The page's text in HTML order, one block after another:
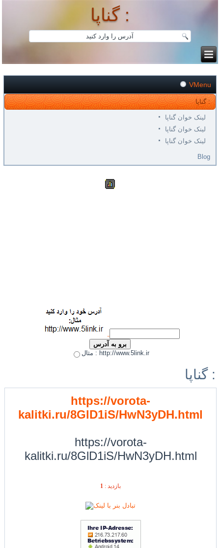
گناپا :
VMenu
گناپا :
لینک خوان گناپا
لینک خوان گناپا
لینک خوان گناپا
Blog
مثال : http://www.5link.ir
گناپا :
https://vorota-
kalitki.ru/8GlD1iS/HwN3yDH.html
https://vorota-
kalitki.ru/8GlD1iS/HwN3yDH.html
بازديد : 1